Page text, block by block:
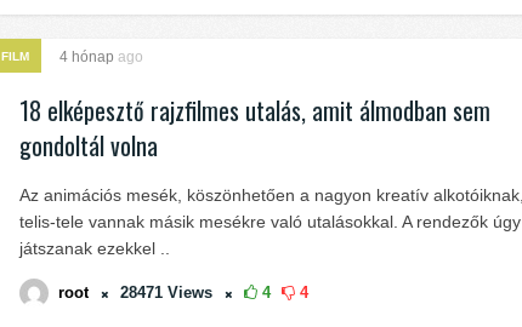
FILM 4 hónap ago
18 elképesztő rajzfilmes utalás, amit álmodban sem
gondoltál volna
Az animációs mesék, köszönhetően a nagyon kreatív alkotóiknak,
telis-tele vannak másik mesékre való utalásokkal. A rendezők úgy
játszanak ezekkel ..
root 28471 Views 4 4